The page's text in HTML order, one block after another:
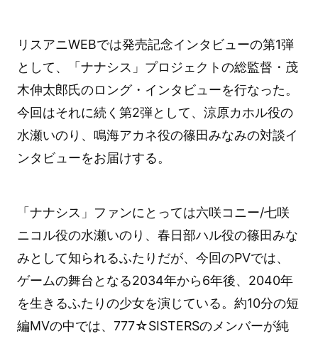
リスアニWEBでは発売記念インタビューの第1弾
として、「ナナシス」プロジェクトの総監督・茂
木伸太郎氏のロング・インタビューを行なった。
今回はそれに続く第2弾として、涼原カホル役の
水瀬いのり、鳴海アカネ役の篠田みなみの対談イ
ンタビューをお届けする。
「ナナシス」ファンにとっては六咲コニー/七咲
ニコル役の水瀬いのり、春日部ハル役の篠田みな
みとして知られるふたりだが、今回のPVでは、
ゲームの舞台となる2034年から6年後、2040年
を生きるふたりの少女を演じている。約10分の短
編MVの中では、777☆SISTERSのメンバーが純